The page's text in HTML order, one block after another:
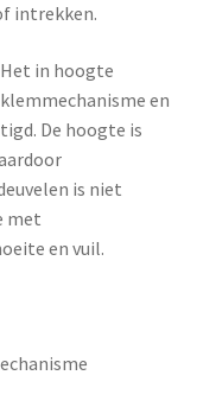
intrekken.
in hoogte
en
De hoogte is
is niet
met
en vuil.